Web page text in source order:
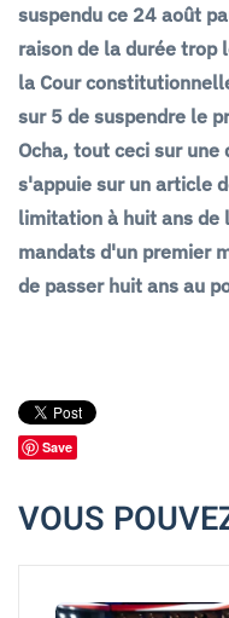
suspendu ce 24 août
raison de la durée trop
la Cour
sur 5 de suspendre le
Ocha, tout ceci sur
s'appuie sur un article
limitation à huit ans de
mandats d'un premier
de passer huit ans au
Save
VOUS